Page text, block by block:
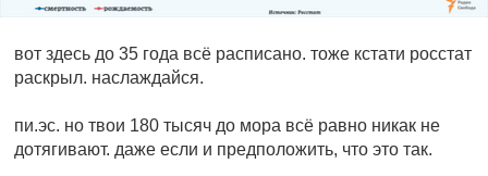
вот здесь до 35 года всё расписано. тоже кстати росстат
раскрыл. наслаждайся.
пи.эс. но твои 180 тысяч до мора всё равно никак не
дотягивают. даже если и предположить, что это так.